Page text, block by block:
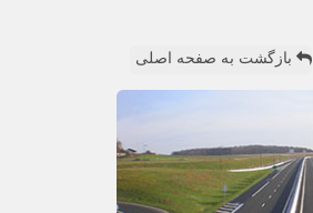
بازگشت به صفحه اصلی